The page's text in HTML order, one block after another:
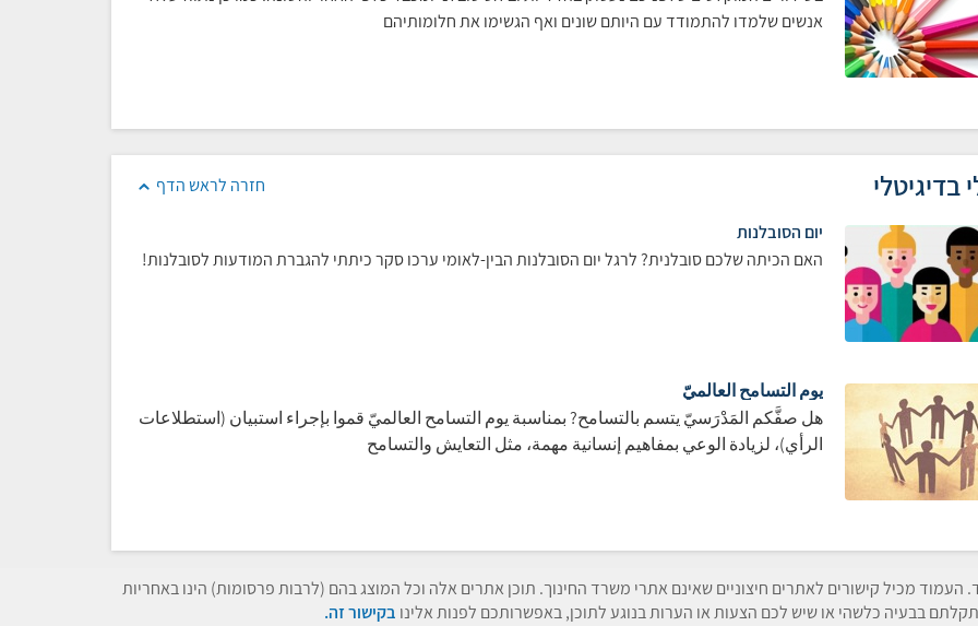
אנשים שלמדו להתמודד עם היותם שונים ואף הגשימו את חלומותיהם
חזרה לראש הדף בדיגיטלי
יום הסובלנות
האם הכיתה שלכם סובלנית? לרגל יום הסובלנות הבין-לאומי ערכו סקר כיתתי להגברת המודעות לסובלנות!
يوم التسامح العالميّ
هل صفَّكم المَدْرَسيّ يتسم بالتسامح? بمناسبة يوم التسامح العالميّ قموا بإجراء استبيان (استطلاعات
الرأي)، لزيادة الوعي بمفاهيم إنسانية مهمة، مثل التعايش والتسامح
העמוד מכיל קישורים לאתרים חיצוניים שאינם אתרי משרד החינוך. תוכן אתרים אלה וכל המוצג בהם (לרבות פרסומות) הינו באחריות
בבעיה כלשהי או שיש לכם הצעות או הערות בנוגע לתוכן, באפשרותכם לפנות אלינו בקישור זה.